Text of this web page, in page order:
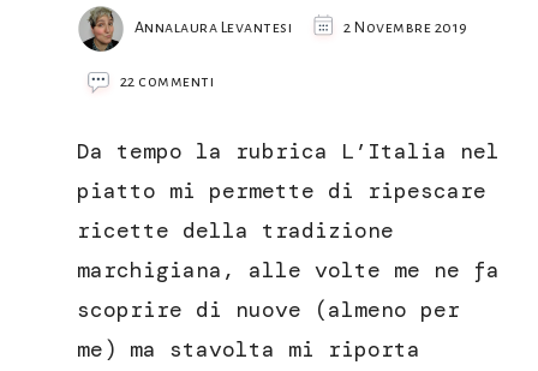
Annalaura Levantesi 2 Novembre 2019
22 commenti
la
Da tempo la rubrica L’Italia nel
piatto mi permette di ripescare
ricette della tradizione
marchigiana, alle volte me ne fa
scoprire di nuove (almeno per
me) ma stavolta mi riporta